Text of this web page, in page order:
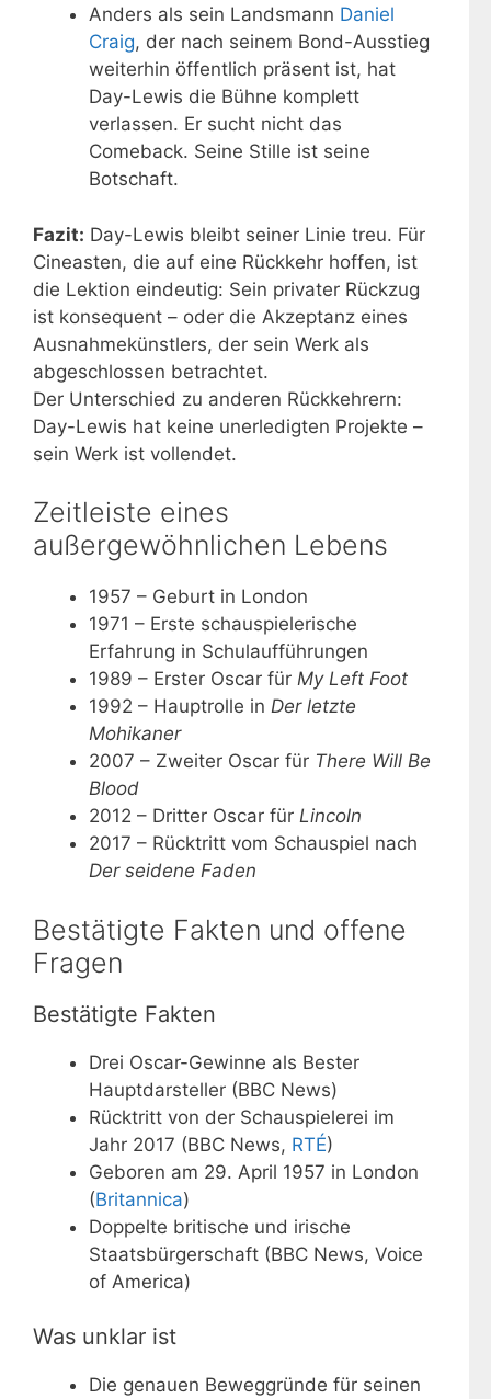
Anders als sein Landsmann Daniel
Craig, der nach seinem Bond-Ausstieg
weiterhin öffentlich präsent ist, hat
Day-Lewis die Bühne komplett
verlassen. Er sucht nicht das
Comeback. Seine Stille ist seine
Botschaft.
Fazit: Day-Lewis bleibt seiner Linie treu. Für
Cineasten, die auf eine Rückkehr hoffen, ist
die Lektion eindeutig: Sein privater Rückzug
ist konsequent – oder die Akzeptanz eines
Ausnahmekünstlers, der sein Werk als
abgeschlossen betrachtet.
Der Unterschied zu anderen Rückkehrern:
Day-Lewis hat keine unerledigten Projekte –
sein Werk ist vollendet.
Zeitleiste eines
außergewöhnlichen Lebens
1957 – Geburt in London
1971 – Erste schauspielerische
Erfahrung in Schulaufführungen
1989 – Erster Oscar für My Left Foot
1992 – Hauptrolle in Der letzte
Mohikaner
2007 – Zweiter Oscar für There Will Be
Blood
2012 – Dritter Oscar für Lincoln
2017 – Rücktritt vom Schauspiel nach
Der seidene Faden
Bestätigte Fakten und offene
Fragen
Bestätigte Fakten
Drei Oscar-Gewinne als Bester
Hauptdarsteller (BBC News)
Rücktritt von der Schauspielerei im
Jahr 2017 (BBC News, RTÉ)
Geboren am 29. April 1957 in London
(Britannica)
Doppelte britische und irische
Staatsbürgerschaft (BBC News, Voice
of America)
Was unklar ist
Die genauen Beweggründe für seinen